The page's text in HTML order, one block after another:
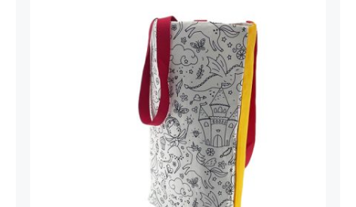
Sac à Colorier Princesse Jaunes et
Rouge